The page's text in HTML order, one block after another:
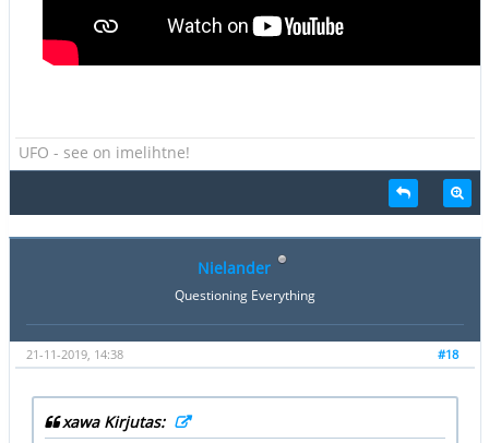
UFO - see on imelihtne!
Nielander
Questioning Everything
#18
21-11-2019, 14:38
xawa Kirjutas: